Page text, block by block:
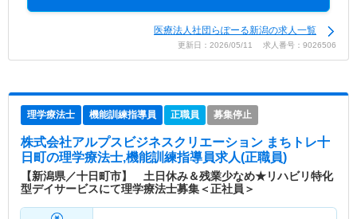
医療法人社団らぽーる新潟の求人一覧
更新日：2026/05/11 求人番号：9026506
理学療法士 機能訓練指導員 正職員 募集停止
株式会社アルプスビジネスクリエーション まちトレ十
日町の理学療法士,機能訓練指導員求人(正職員)
【新潟県／十日町市】 土日休み＆残業少なめ★リハビリ特化
型デイサービスにて理学療法士募集＜正社員＞